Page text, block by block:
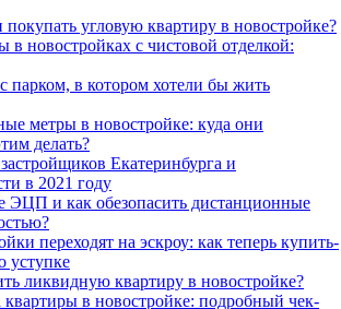
покупать угловую квартиру в новостройке?
в новостройках с чистовой отделкой:
парком, в котором хотели бы жить
метры в новостройке: куда они
делать?
Екатеринбурга и
в 2021 году
ЭЦП и как обезопасить дистанционные
переходят на эскроу: как теперь купить-
уступке
ликвидную квартиру в новостройке?
в новостройке: подробный чек-